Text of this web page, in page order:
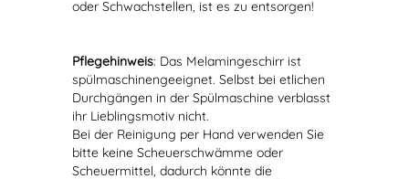
oder Schwachstellen, ist es zu entsorgen!
Pflegehinweis: Das Melamingeschirr ist
spülmaschinengeeignet. Selbst bei etlichen
Durchgängen in der Spülmaschine verblasst
ihr Lieblingsmotiv nicht.
Bei der Reinigung per Hand verwenden Sie
bitte keine Scheuerschwämme oder
Scheuermittel, dadurch könnte die